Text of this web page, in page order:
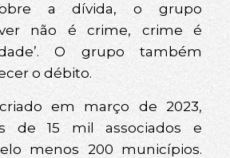
a dívida, o grupo
não é crime, crime é
O grupo também
o débito.
em março de 2023,
de 15 mil associados e
menos 200 municípios.